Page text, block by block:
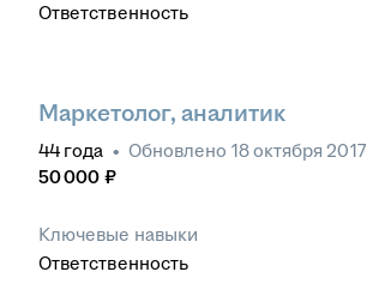
Ответственность
Маркетолог, аналитик
44 года • Обновлено 18 октября 2017
50 000 ₽
Ключевые навыки
Ответственность